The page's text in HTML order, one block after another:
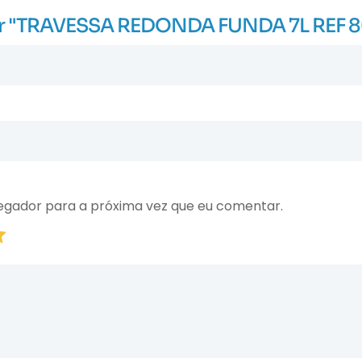
REDONDA FUNDA 7L REF
para a próxima vez que eu comentar.